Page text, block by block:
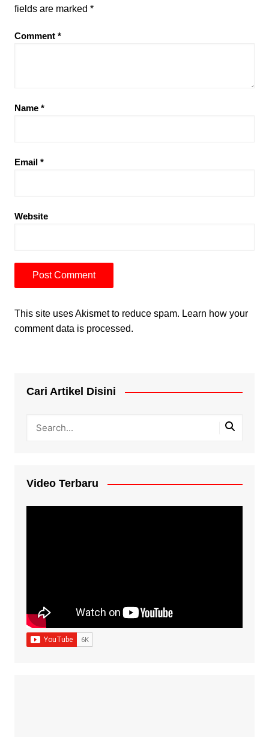
fields are marked *
Comment *
Name *
Email *
Website
This site uses Akismet to reduce spam. Learn how your
comment data is processed.
Cari Artikel Disini
Video Terbaru